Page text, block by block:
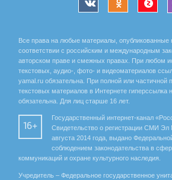
Все права на любые материалы,
соответствии с российским и международным
авторском праве и смежных правах. При любом
текстовых, аудио-, фото- и видеоматериалов
yamal.ru обязательна. При полной или частичной
текстовых материалов в Интернете гиперссылка
обязательна. Для лиц старше 16 лет.
16+
Государственный интернет-канал
Свидетельство о регистрации СМИ
августа 2014 года, выдано
соблюдением законодательства в
коммуникаций и охране культурного наследия.
Учредитель – Федеральное государственное